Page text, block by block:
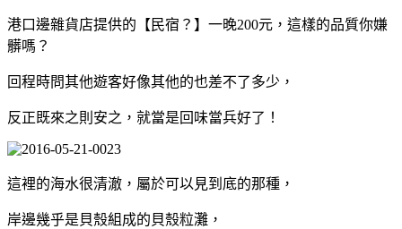
港口邊雜貨店提供的【民宿？】一晚200元，這樣的品質你嫌
髒嗎？
回程時問其他遊客好像其他的也差不了多少，
反正既來之則安之，就當是回味當兵好了！
這裡的海水很清澈，屬於可以見到底的那種，
岸邊幾乎是貝殼組成的貝殼粒灘，